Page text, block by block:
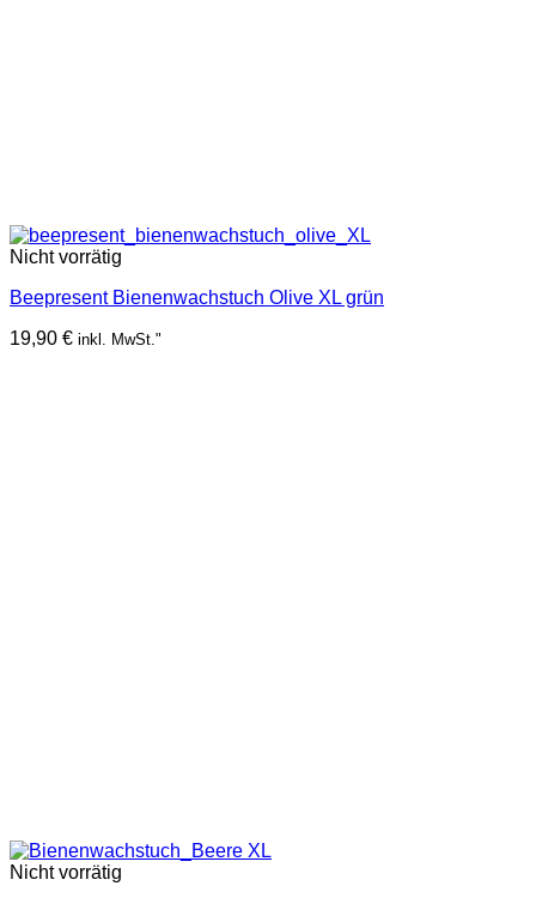
Nicht vorrätig
Beepresent Bienenwachstuch Olive XL grün
19,90 € inkl. MwSt."
Nicht vorrätig